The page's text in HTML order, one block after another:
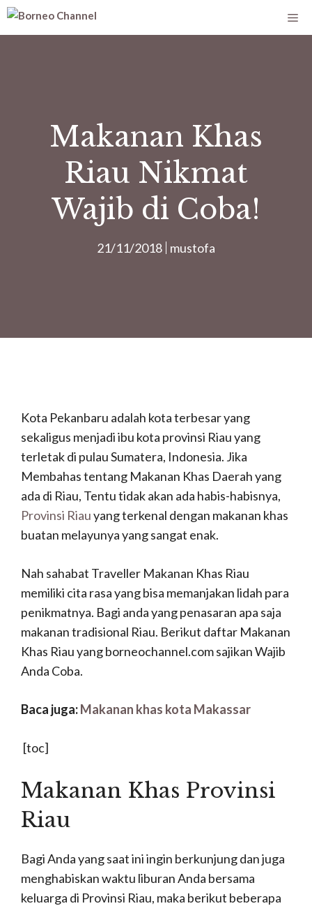
Makanan Khas
Riau Nikmat
Wajib di Coba!
21/11/2018 mustofa
Kota Pekanbaru adalah kota terbesar yang
sekaligus menjadi ibu kota provinsi Riau yang
terletak di pulau Sumatera, Indonesia. Jika
Membahas tentang Makanan Khas Daerah yang
ada di Riau, Tentu tidak akan ada habis-habisnya,
Provinsi Riauyang terkenal dengan makanan khas
buatan melayunya yang sangat enak.
Nah sahabat Traveller Makanan Khas Riau
memiliki cita rasa yang bisa memanjakan lidah para
penikmatnya. Bagi anda yang penasaran apa saja
makanan tradisional Riau. Berikut daftar Makanan
Khas Riau yang borneochannel.com sajikan Wajib
Anda Coba.
Baca juga:Makanan khas kota Makassar
[toc]
Makanan Khas Provinsi
Riau
Bagi Anda yang saat ini ingin berkunjung dan juga
menghabiskan waktu liburan Anda bersama
keluarga di Provinsi Riau, maka berikut beberapa